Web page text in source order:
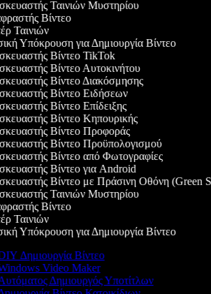
Ταινιών Μυστηρίου
Βίντεο
Ταινιών
Υπόκρουση για Δημιουργία Βίντεο
Βίντεο TikTok
Βίντεο Αυτοκινήτου
Βίντεο Διακόσμησης
Βίντεο Ειδήσεων
Βίντεο Επίδειξης
Βίντεο Κηπουρικής
Βίντεο Προφοράς
Βίντεο Προϋπολογισμού
Βίντεο από Φωτογραφίες
Βίντεο για Android
Βίντεο με Πράσινη Οθόνη (Green
Ταινιών Μυστηρίου
Βίντεο
Ταινιών
Υπόκρουση για Δημιουργία Βίντεο
Δημιουργία Βίντεο
Video Maker
Δημιουργός Υποτίτλων